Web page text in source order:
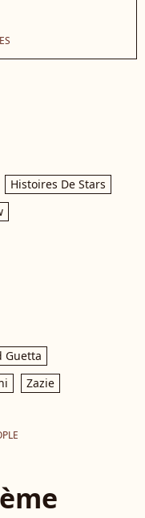
Histoires De Stars
Guetta
Zazie